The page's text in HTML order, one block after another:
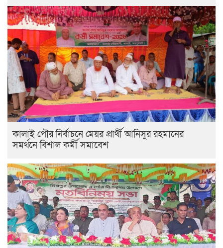
কালাই পৌর নির্বাচনে মেয়র প্রার্থী আনিসুর রহমানের
সমর্থনে বিশাল কর্মী সমাবেশ